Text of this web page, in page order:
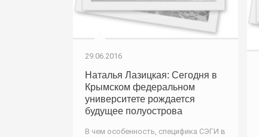
29.06.2016
Наталья Лазицкая: Сегодня в
Крымском федеральном
университете рождается
будущее полуострова
В чем особенность, специфика СЭГИ в